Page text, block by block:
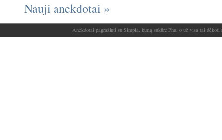
Nauji anekdotai »
Anekdotai pagražinti su Simpla, kurią sukūrė Phu, o už visa tai